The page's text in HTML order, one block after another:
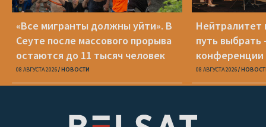
«Все мигранты должны уйти». В
Сеуте после массового прорыва
остаются до 11 тысяч человек
08 АВГУСТА 2026 НОВОСТИ
Нейтралитет
путь выбрать
конференции
08 АВГУСТА 2026